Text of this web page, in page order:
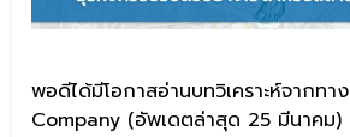
พอดีได้มีโอกาสอ่านบทวิเคราะห์จากทาง
Company (อัพเดตล่าสุด 25 มีนาคม)